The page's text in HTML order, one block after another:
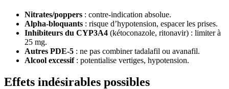
Nitrates/poppers : contre-indication absolue.
Alpha-bloquants : risque d’hypotension, espacer les prises.
Inhibiteurs du CYP3A4 (kétoconazole, ritonavir) : limiter à
25 mg.
Autres PDE-5 : ne pas combiner tadalafil ou avanafil.
Alcool excessif: potentialise vertiges, hypotension.
Effets indésirables possibles